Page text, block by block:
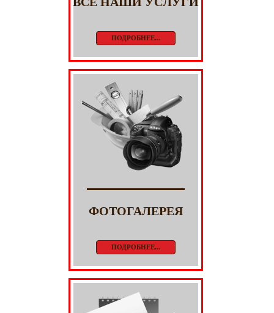
ПОДРОБНЕЕ...
ФОТОГАЛЕРЕЯ
ПОДРОБНЕЕ...